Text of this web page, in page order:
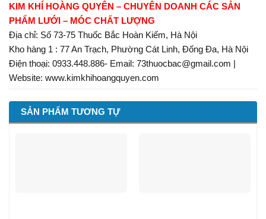
KIM KHÍ HOÀNG QUYÊN – CHUYÊN DOANH CÁC SẢN
PHẨM LƯỚI – MÓC CHẤT LƯỢNG
Địa chỉ: Số 73-75 Thuốc Bắc Hoàn Kiếm, Hà Nội
Kho hàng 1 : 77 An Trạch, Phường Cát Linh, Đống Đa, Hà Nội
Điện thoại: 0933.448.886- Email: 73thuocbac@gmail.com |
Website: www.kimkhihoangquyen.com
SẢN PHẨM TƯƠNG TỰ